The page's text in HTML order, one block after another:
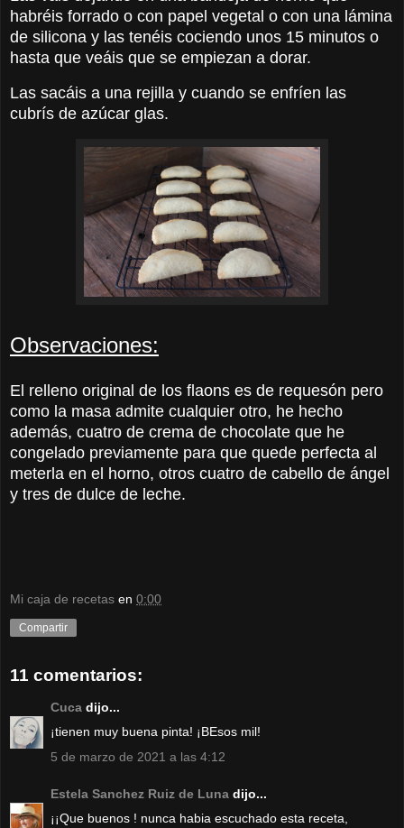
habréis forrado o con papel vegetal o con una lámina
de silicona y las tenéis cociendo unos 15 minutos o
hasta que veáis que se empiezan a dorar.
Las sacáis a una rejilla y cuando se enfríen las
cubrís de azúcar glas.
Observaciones:
El relleno original de los flaons es de requesón pero
como la masa admite cualquier otro, he hecho
además, cuatro de crema de chocolate que he
congelado previamente para que quede perfecta al
meterla en el horno, otros cuatro de cabello de ángel
y tres de dulce de leche.
Mi caja de recetas en 0:00
Compartir
11 comentarios:
Cuca dijo...
¡tienen muy buena pinta! ¡BEsos mil!
5 de marzo de 2021 a las 4:12
Estela Sanchez Ruiz de Luna dijo...
¡¡Que buenos ! nunca habia escuchado esta receta,